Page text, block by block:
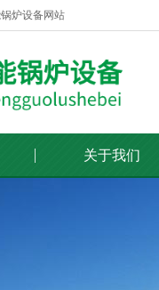
炉设备网站
关于我们